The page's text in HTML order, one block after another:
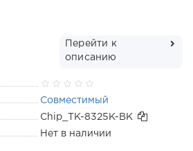
Перейти к
описанию
Совместимый
Chip_TK-8325K-BK
Нет в наличии